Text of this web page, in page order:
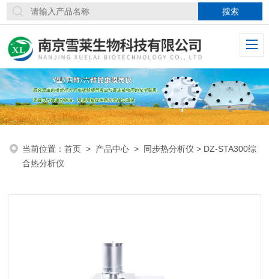
当前位置：首页 > 产品中心 > 同步热分析仪 > DZ-STA300综
合热分析仪